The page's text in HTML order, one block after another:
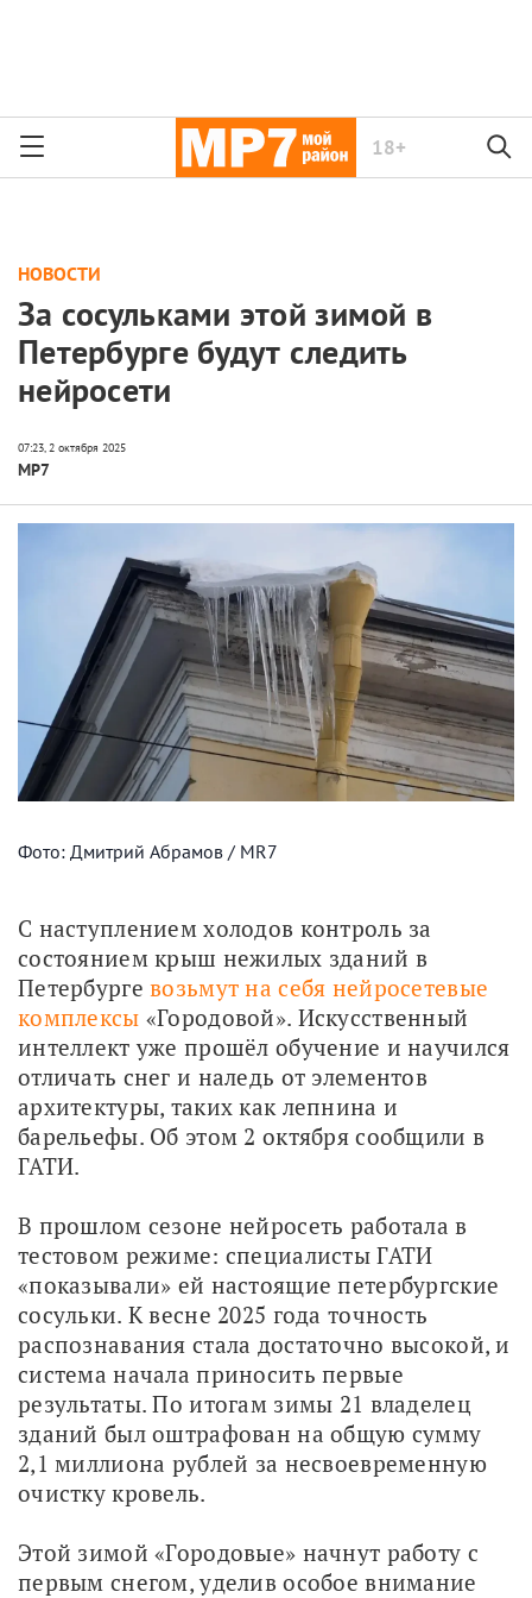
18+
НОВОСТИ
За сосульками этой зимой в
Петербурге будут следить
нейросети
МР7
Фото: Дмитрий Абрамов / MR7
С наступлением холодов контроль за
состоянием крыш нежилых зданий в
Петербурге возьмут на себя нейросетевые
комплексы «Городовой». Искусственный
интеллект уже прошёл обучение и научился
отличать снег и наледь от элементов
архитектуры, таких как лепнина и
барельефы. Об этом 2 октября сообщили в
ГАТИ.
В прошлом сезоне нейросеть работала в
тестовом режиме: специалисты ГАТИ
«показывали» ей настоящие петербургские
сосульки. К весне 2025 года точность
распознавания стала достаточно высокой, и
система начала приносить первые
результаты. По итогам зимы 21 владелец
зданий был оштрафован на общую сумму
2,1 миллиона рублей за несвоевременную
очистку кровель.
Этой зимой «Городовые» начнут работу с
первым снегом, уделив особое внимание